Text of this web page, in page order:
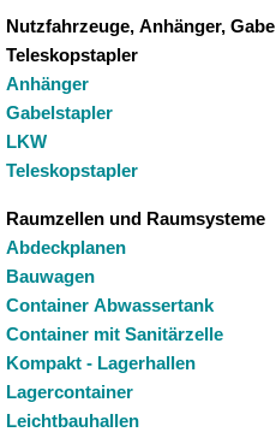
Nutzfahrzeuge, Anhänger,
Teleskopstapler
Anhänger
Gabelstapler
LKW
Teleskopstapler
Raumzellen und Raumsysteme
Abdeckplanen
Bauwagen
Container Abwassertank
Container mit Sanitärzelle
Kompakt - Lagerhallen
Lagercontainer
Leichtbauhallen